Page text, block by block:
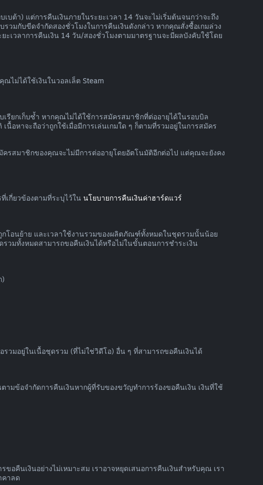
บต้า) แต่การคืนเงินภายในระยะเวลา 14 วันจะไม่เริ่มต้นจนกว่าจะถึง
รวมกับขีดจำกัดสองชั่วโมงในการคืนเงินดังกล่าว หากคุณสั่งซื้อเกมล่วง
เวลาการคืนเงิน 14 วัน/สองชั่วโมงตามมาตรฐานจะมีผลบังคับใช้โดย
ไม่ได้ใช้เงินในวอลเล็ต Steam
เรียกเก็บซ้ำ หากคุณไม่ได้ใช้การสมัครสมาชิกที่ต่ออายุได้ในรอบบิล
หาจะถือว่าถูกใช้เมื่อมีการเล่นเกมใด ๆ ก็ตามที่รวมอยู่ในการสมัคร
ครสมาชิกของคุณจะไม่มีการต่ออายุโดยอัตโนมัติอีกต่อไป แต่คุณจะยังคง
เกี่ยวข้องตามที่ระบุไว้ใน นโยบายการคืนเงินค่าฮาร์ดแวร์
โอนย้าย และเวลาใช้งานรวมของผลิตภัณฑ์ทั้งหมดในชุดรวมนั้นน้อย
วมทั้งหมดสามารถขอคืนเงินได้หรือไม่ในขั้นตอนการชำระเงิน
)
วมอยู่ในเนื้อชุดรวม (ที่ไม่ใช่วิดีโอ) อื่น ๆ ที่สามารถขอคืนเงินได้
มข้อจำกัดการคืนเงินหากผู้ที่รับของขวัญทำการร้องขอคืนเงิน เงินที่ใช้
อคืนเงินอย่างไม่เหมาะสม เราอาจหยุดเสนอการคืนเงินสำหรับคุณ เรา
คาลด